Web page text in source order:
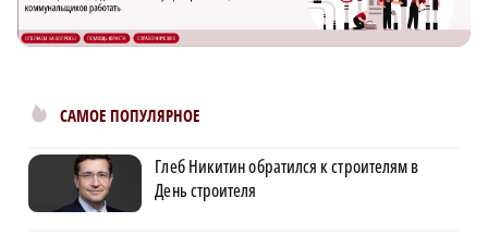
САМОЕ ПОПУЛЯРНОЕ
Глеб Никитин обратился к строителям в
День строителя